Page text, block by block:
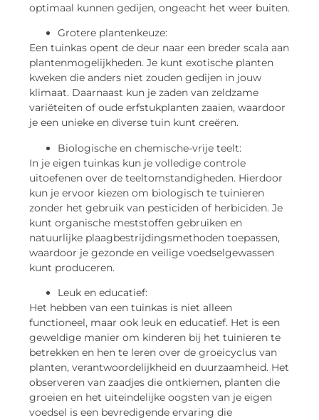
optimaal kunnen gedijen, ongeacht het weer buiten.
Grotere plantenkeuze:
Een tuinkas opent de deur naar een breder scala aan
plantenmogelijkheden. Je kunt exotische planten
kweken die anders niet zouden gedijen in jouw
klimaat. Daarnaast kun je zaden van zeldzame
variëteiten of oude erfstukplanten zaaien, waardoor
je een unieke en diverse tuin kunt creëren.
Biologische en chemische-vrije teelt:
In je eigen tuinkas kun je volledige controle
uitoefenen over de teeltomstandigheden. Hierdoor
kun je ervoor kiezen om biologisch te tuinieren
zonder het gebruik van pesticiden of herbiciden. Je
kunt organische meststoffen gebruiken en
natuurlijke plaagbestrijdingsmethoden toepassen,
waardoor je gezonde en veilige voedselgewassen
kunt produceren.
Leuk en educatief:
Het hebben van een tuinkas is niet alleen
functioneel, maar ook leuk en educatief. Het is een
geweldige manier om kinderen bij het tuinieren te
betrekken en hen te leren over de groeicyclus van
planten, verantwoordelijkheid en duurzaamheid. Het
observeren van zaadjes die ontkiemen, planten die
groeien en het uiteindelijke oogsten van je eigen
voedsel is een bevredigende ervaring die